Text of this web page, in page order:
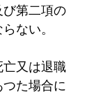
第二項の
ない。
又は退職
た場合に